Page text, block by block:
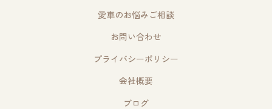
愛車のお悩みご相談
お問い合わせ
プライバシーポリシー
会社概要
ブログ